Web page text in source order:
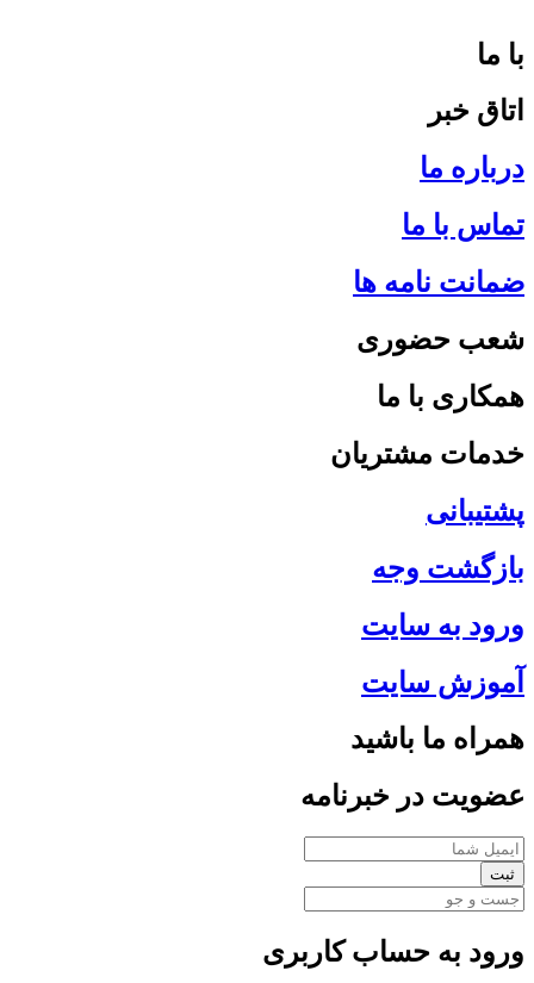
با ما
اتاق خبر
درباره ما
تماس با ما
ضمانت نامه ها
شعب حضوری
همکاری با ما
خدمات مشتریان
پشتیبانی
بازگشت وجه
ورود به سایت
آموزش سایت
همراه ما باشید
عضویت در خبرنامه
ثبت
ورود به حساب کاربری